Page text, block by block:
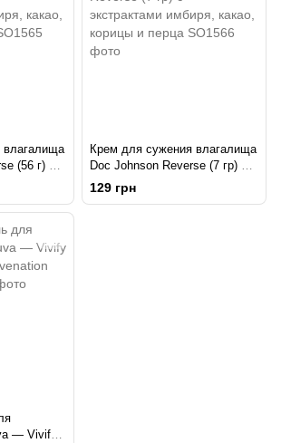
влагалища
(56 г) с
какао,
Крем для сужения влагалища
Doc Johnson Reverse (7 гр) с
экстрактами имбиря, какао,
корицы и перца
129 грн
— Vivify